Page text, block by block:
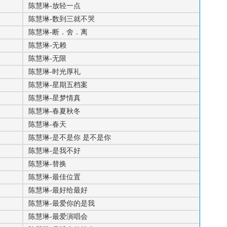
陈慧琳-放轻一点
陈慧琳-数到三就不哭
陈慧琳-断．舍．离
陈慧琳-无赖
陈慧琳-无限
陈慧琳-时光厚礼
陈慧琳-星期五档案
陈慧琳-星梦情真
陈慧琳-春夏秋冬
陈慧琳-春天
陈慧琳-是不是你 是不是你
陈慧琳-是我不好
陈慧琳-替换
陈慧琳-最佳位置
陈慧琳-最好给最好
陈慧琳-最爱你的是我
陈慧琳-最爱演唱会